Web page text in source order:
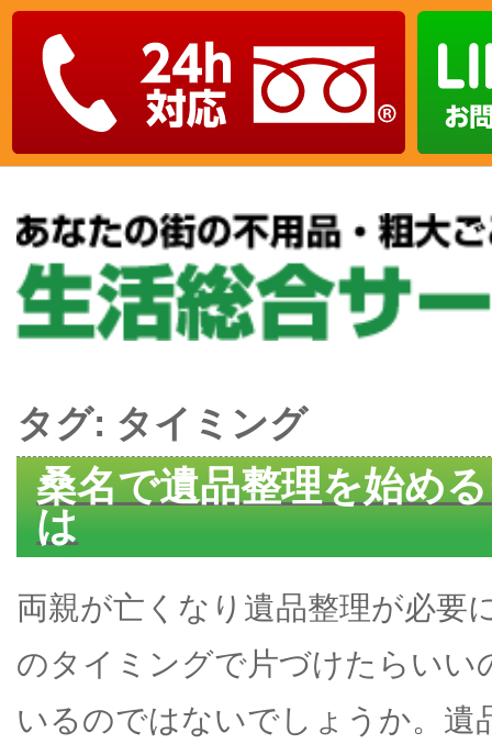
タグ: タイミング
桑名で遺品整理を始め
は
両親が亡くなり遺品整理が必要
のタイミングで片づけたらいい
いるのではないでしょうか。遺